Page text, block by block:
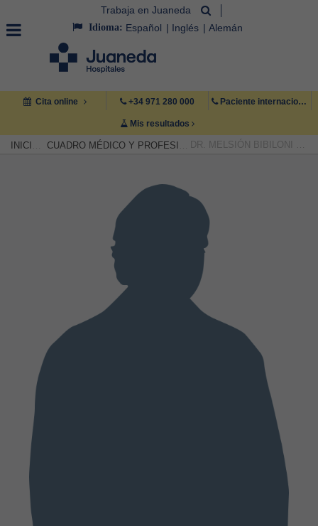
Trabaja en Juaneda
Idioma: Español Inglés Alemán
Cita online +34 971 280 000 Paciente internacional +34 971 222 222
Mis resultados
INICIO CUADRO MÉDICO Y PROFESIONAL DR. MELSIÓN BIBILONI SOCÍAS